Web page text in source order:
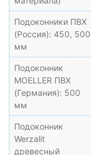
Подоконники ПВХ
(Россия): 450, 500
мм
Подоконник
MOELLER ПВХ
(Германия): 500
мм
Подоконник
Werzalit
древесный